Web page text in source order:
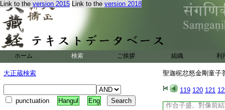
Link to the version 2015 Link to the version 2018
ホーム 検索 ご挨拶 組織 利
大正蔵検索
punctuation Hangul Eng
聖迦柅忿怒金剛童子
119 120 121
如風。所聞永不忘
又欲成就藥者。取
檀香。此等細擣熟
種極香
宿日。令童女沐浴
七丸。丸如梧子陰
又取竹膜貼蝋上。意
文印藥上。若有指文
作合子盛。對像前